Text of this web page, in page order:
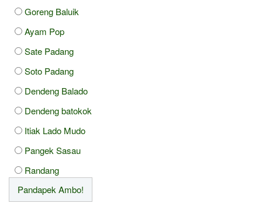
Goreng Baluik
Ayam Pop
Sate Padang
Soto Padang
Dendeng Balado
Dendeng batokok
Itiak Lado Mudo
Pangek Sasau
Randang